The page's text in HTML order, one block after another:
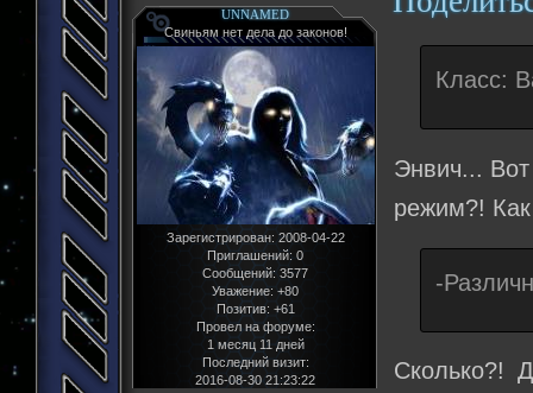
UNNAMED
Свиньям нет дела до законов!
Зарегистрирован: 2008-04-22
Приглашений: 0
Сообщений: 3577
Уважение: +80
Позитив: +61
Провел на форуме:
1 месяц 11 дней
Последний визит:
2016-08-30 21:23:22
Класс:
Энвич...
режим?!
-
Сколько?!